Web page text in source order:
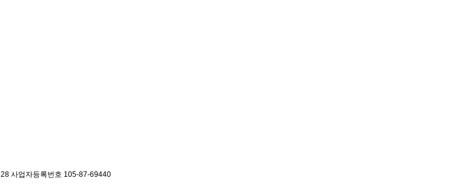
사업자등록번호 105-87-69440